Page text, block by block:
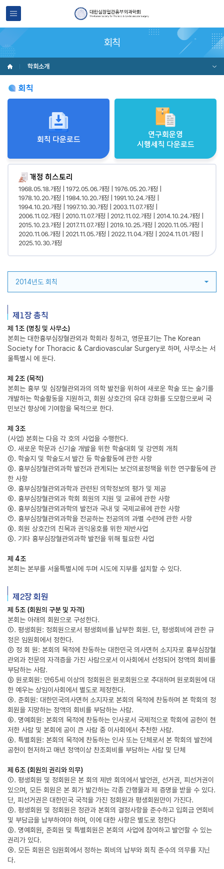
회칙
학회소개
회칙
회칙 다운로드
연구회운영
시행세칙 다운로드
개정 히스토리
1968. 05. 18. 개정 1972. 05. 06. 개정
1976. 05. 20. 개정
1978. 10. 20. 개정
1984. 10. 20. 개정
1991. 10. 24. 개정
1994. 10. 20. 개정
1997. 10. 30. 개정
2003. 11. 07. 개정
2006. 11. 02. 개정
2010. 11. 07. 개정 2012. 11. 02. 개정
2014. 10. 24. 개정
2015. 10. 23. 개정
2017. 11. 07. 개정 2019. 10. 25. 개정
2020. 11. 05. 개정
2020. 11. 06. 개정
2021. 11. 05. 개정 2022. 11. 04. 개정
2024. 11. 01. 개정
2025. 10. 30. 개정
2014년도 회칙
제1장 총칙
제 1조 (명칭 및 사무소)
본회는 대한흉부심장혈관외과 학회라 칭하고, 영문표기는 The Korean
Society for Thoracic & Cardiovascular Surgery로 하며, 사무소는 서
울특별시 에 둔다.
제 2조 (목적)
본회는 흉부 및 심장혈관외과의 의학 발전을 위하여 새로운 학술 또는 술기를
개발하는 학술활동을 지원하고, 회원 상호간의 유대 강화를 도모함으로써 국
민보건 향상에 기여함을 목적으로 한다.
제 3조
(사업) 본회는 다음 각 호의 사업을 수행한다.
①. 새로운 학문과 신기술 개발을 위한 학술대회 및 강연회 개최
②. 학술지 및 학술도서 발간 등 학술활동에 관한 사항
③. 흉부심장혈관외과학 발전과 관계되는 보건의료정책을 위한 연구활동에 관
한 사항
④. 흉부심장혈관외과학과 관련된 의학정보의 평가 및 제공
⑤. 흉부심장혈관외과 학회 회원의 지원 및 교류에 관한 사항
⑥. 흉부심장혈관외과학의 발전과 국내 및 국제교류에 관한 사항
⑦. 흉부심장혈관외과학을 전공하는 전공의의 과별 수련에 관한 사항
⑧. 회원 상호간의 친목과 권익옹호를 위한 제반사업
⑨. 기타 흉부심장혈관외과학 발전을 위해 필요한 사업
제 4조
본회는 본부를 서울특별시에 두며 시도에 지부를 설치할 수 있다.
제2장 회원
제 5조 (회원의 구분 및 자격)
본회는 아래의 회원으로 구성한다.
①. 평생회원: 정회원으로서 평생회비를 납부한 회원. 단, 평생회비에 관한 규
정은 임원회에서 정한다.
② 정 회 원: 본회의 목적에 찬동하는 대한민국 의사면허 소지자로 흉부심장혈
관외과 전문의 자격증을 가진 사람으로서 이사회에서 선정되어 정액의 회비를
부담하는 사람.
③ 원로회원: 만65세 이상의 정회원은 원로회원으로 추대하며 원로회원에 대
한 예우는 상임이사회에서 별도로 제정한다.
④. 준회원: 대한민국의사면허 소지자로 본회의 목적에 찬동하며 본 학회의 정
회원을 지망하는 정액의 회비를 부담하는 사람.
⑤. 명예회원: 본회의 목적에 찬동하는 인사로서 국제적으로 학회에 공헌이 현
저한 사람 및 본회에 공이 큰 사람 중 이사회에서 추천한 사람.
⑥. 특별회원: 본회의 목적에 찬동하는 인사 또는 단체로서 본 학회의 발전에
공헌이 현저하고 매년 정액이상 찬조회비를 부담하는 사람 및 단체
제 6조 (회원의 권리와 의무)
①. 평생회원 및 정회원은 본 회의 제반 회의에서 발언권, 선거권, 피선거권이
있으며, 모든 회원은 본 회가 발간하는 각종 간행물과 제 증명을 받을 수 있다.
단, 피선거권은 대한민국 국적을 가진 정회원과 평생회원만이 가진다.
②. 평생회원 및 정회원은 정관과 본회의 결정사항을 준수하고 입회금 연회비
및 부담금을 납부하여야 하며, 이에 대한 사항은 별도로 정한다
③. 명예회원, 준회원 및 특별회원은 본회의 사업에 참여하고 발언할 수 있는
권리가 있다.
④. 모든 회원은 임원회에서 정하는 회비의 납부와 회칙 준수의 의무를 지닌
다.